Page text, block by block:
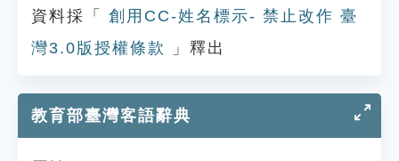
資料採「
創用CC-姓名標示- 禁止改作 臺
灣3.0版授權條款
」釋出
教育部臺灣客語辭典